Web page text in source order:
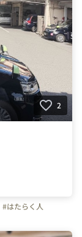
2
#はたらく人